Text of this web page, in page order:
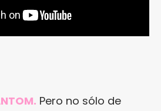
Pero no sólo de